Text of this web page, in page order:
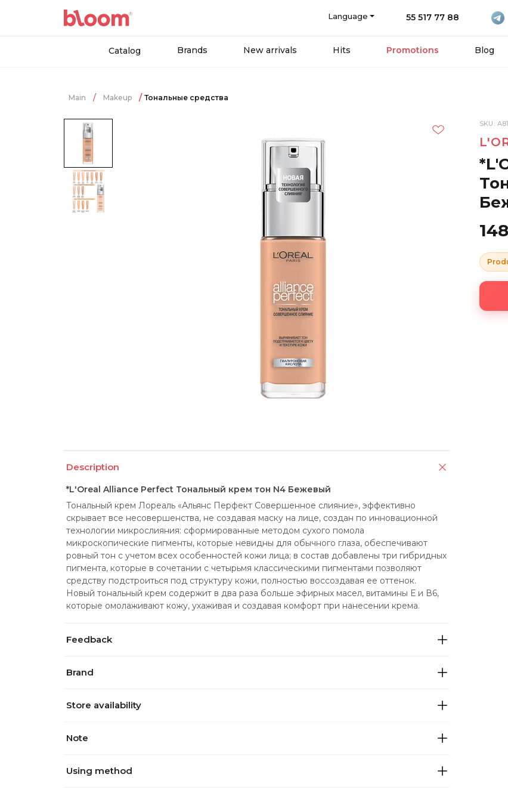
Language 55 517 77 88
Catalog Brands New arrivals Hits Promotions Blog
Main Makeup Тональные средства
Description
*L'Oreal Alliance Perfect Тональный крем тон N4 Бежевый
Тональный крем Лореаль «Альянс Перфект Совершенное слияние», эффективно
скрывает все несовершенства, не создавая маску на лице, создан по инновационной
технологии микрослияния: сформированные методом сухого помола
микроскопические пигменты, которые невидны для обычного глаза, обеспечивают
ровный тон с учетом всех особенностей кожи лица; в состав добавлены три гибридных
пигмента, которые в сочетании с четырьмя классическими пигментами позволяют
средству подстроиться под структуру кожи, полностью воссоздавая ее оттенок.
Новый тональный крем содержит в два раза больше эфирных масел, витамины Е и В6,
которые омолаживают кожу, ухаживая и создавая комфорт при нанесении крема.
Feedback
Brand
Store availability
Note
Using method
SKU: